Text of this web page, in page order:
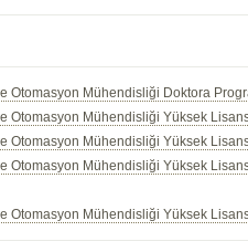
Otomasyon Mühendisliği Doktora
Otomasyon Mühendisliği Yüksek
Otomasyon Mühendisliği Yüksek
Otomasyon Mühendisliği Yüksek
Otomasyon Mühendisliği Yüksek